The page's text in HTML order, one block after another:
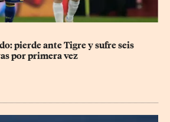
pierde ante Tigre y sufre seis
por primera vez